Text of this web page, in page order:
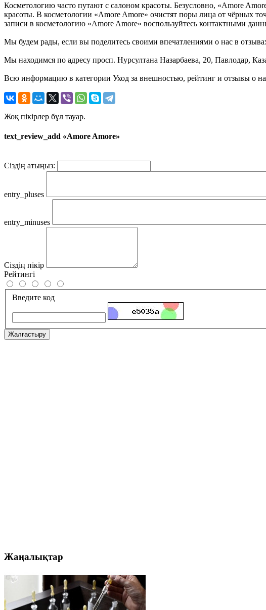
Косметологию часто путают с салоном красоты. Безусловно, «Amore
красоты. В косметологии «Amore Amore» очистят поры лица от чёрных
записи в косметологию «Amore Amore» воспользуйтесь контактными
Мы будем рады, если вы поделитесь своими впечатлениями о нас в
Мы находимся по адресу просп. Нурсултана Назарбаева, 20, Павлодар,
Всю информацию в категории Уход за внешностью, рейтинг и отзывы о
Жоқ пікірлер бұл тауар.
text_review_add «Amore Amore»
Сіздің атыңыз:
entry_pluses
entry_minuses
Сіздің пікір
Рейтингі
Введите код
Жалғастыру
Жаңалықтар